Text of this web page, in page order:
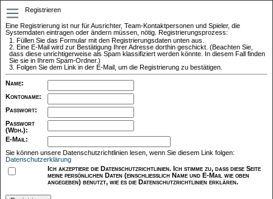
Registrieren
Eine Registrierung ist nur für Ausrichter, Team-Kontaktpersonen und Spieler, die
Systemdaten eintragen oder ändern müssen, nötig. Registrierungsprozess:
Füllen Sie das Formular mit den Registrierungsdaten unten aus.
Eine E-Mail wird zur Bestätigung Ihrer Adresse dorthin geschickt. (Beachten Sie,
dass diese unrichtigerweise als Spam klassifiziert werden könnte. In diesem Fall finden
Sie sie in Ihrem Spam-Ordner.)
Folgen Sie dem Link in der E-Mail, um die Registrierung zu bestätigen.
Name:
Kontoname:
Passwort:
Passwort
(Wdh.):
E-Mail :
Sie können unsere Datenschutzrichtlinien lesen, wenn Sie diesem Link folgen:
Datenschutzerklärung
Ich akzeptiere die Datenschutzrichtlinien. Ich stimme zu, dass diese Seite
meine persönlichen Daten (einschließlich Name und E-Mail wie oben
angegeben) benutzt, wie es die Datenschutzrichtlinien erklären.